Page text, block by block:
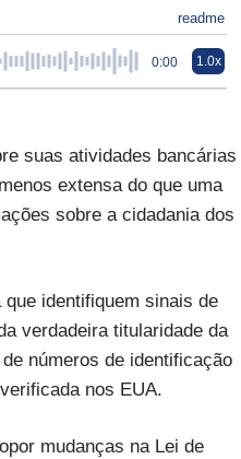
readme
0:00 1.0x
suas atividades bancárias
extensa do que uma
sobre a cidadania dos
identifiquem sinais de
verdadeira titularidade da
números de identificação
nos EUA.
mudanças na Lei de